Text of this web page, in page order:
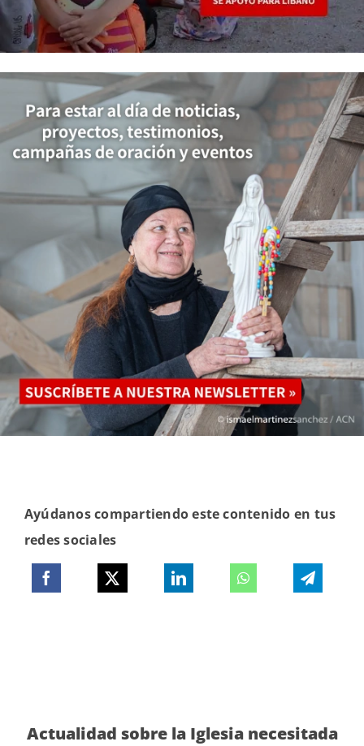
Ayúdanos compartiendo este contenido en tus
redes sociales
Actualidad sobre la Iglesia necesitada